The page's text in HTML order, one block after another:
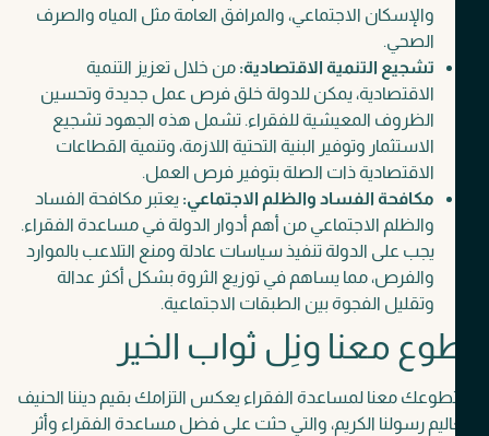
والإسكان الاجتماعي، والمرافق العامة مثل المياه والصرف
الصحي.
تشجيع التنمية الاقتصادية:من خلال تعزيز التنمية
الاقتصادية، يمكن للدولة خلق فرص عمل جديدة وتحسين
الظروف المعيشية للفقراء. تشمل هذه الجهود تشجيع
الاستثمار وتوفير البنية التحتية اللازمة، وتنمية القطاعات
الاقتصادية ذات الصلة بتوفير فرص العمل.
مكافحة الفساد والظلم الاجتماعي:يعتبر مكافحة الفساد
والظلم الاجتماعي من أهم أدوار الدولة في مساعدة الفقراء.
يجب على الدولة تنفيذ سياسات عادلة ومنع التلاعب بالموارد
والفرص، مما يساهم في توزيع الثروة بشكل أكثر عدالة
وتقليل الفجوة بين الطبقات الاجتماعية.
معنا ونِل ثواب الخير
معنا لمساعدة الفقراء يعكس التزامك بقيم ديننا الحنيف
رسولنا الكريم، والتي حثت على فضل مساعدة الفقراء وأثر